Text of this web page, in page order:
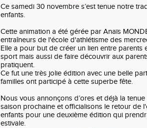
Ce samedi 30 novembre s’est tenue notre
enfants.
Cette animation a été gérée par Anaïs
entraîneurs de l'école d'athlétisme des
Elle a pour but de créer un lien entre parents
sport mais aussi de faire découvrir aux
pratiquent.
Ce fut une très jolie édition avec une belle
familles ont participé à cette superbe fête.
Nous vous annonçons d’ores et déjà la
saison prochaine et officialisons le retour de
enfants pour une deuxième édition qui
estivale.